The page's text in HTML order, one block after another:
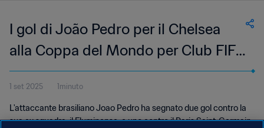
I gol di João Pedro per il Chelsea
alla Coppa del Mondo per Club FIFA
2025
1 set 2025 1minuto
L'attaccante brasiliano Joao Pedro ha segnato due gol contro la
sua ex squadra, il Fluminense, e uno contro il Paris Saint-Germain,